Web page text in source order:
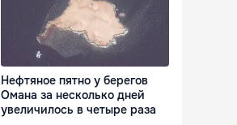
Нефтяное пятно у берегов
Омана за несколько дней
увеличилось в четыре раза